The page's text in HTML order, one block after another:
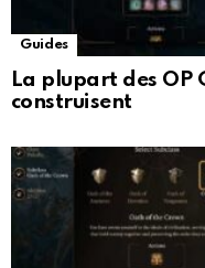
Guides
La plupart des OP
construisent